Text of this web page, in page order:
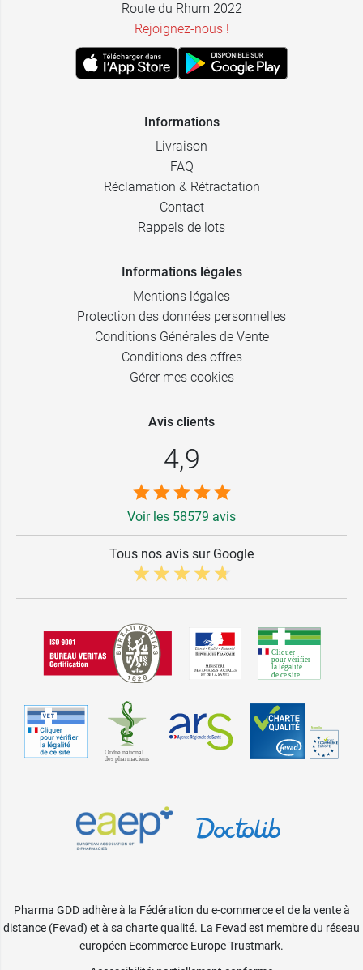
Route du Rhum 2022
Rejoignez-nous !
Informations
Livraison
FAQ
Réclamation & Rétractation
Contact
Rappels de lots
Informations légales
Mentions légales
Protection des données personnelles
Conditions Générales de Vente
Conditions des offres
Gérer mes cookies
Avis clients
4,9
Voir les 58579 avis
Tous nos avis sur Google
Pharma GDD adhère à la Fédération du e-commerce et de la vente à
distance (Fevad) et à sa charte qualité. La Fevad est membre du réseau
européen Ecommerce Europe Trustmark.